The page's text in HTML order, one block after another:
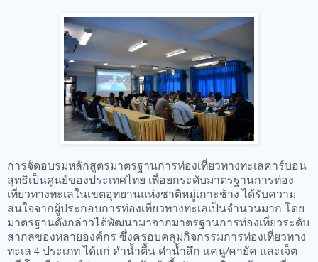
การจัดอบรมหลักสูตรมาตรฐานการท่องเที่ยวทางทะเลคาร์บอน
สุทธิเป็นศูนย์ของประเทศไทย เพื่อยกระดับมาตรฐานการท่อง
เที่ยวทางทะเลในเขตอุทยานแห่งชาติหมู่เกาะช้าง ได้รับความ
สนใจจากผู้ประกอบการท่องเที่ยวทางทะเลเป็นจำนวนมาก โดย
มาตรฐานดังกล่าวได้พัฒนามาจากมาตรฐานการท่องเที่ยวระดับ
สากลของหลายองค์กร ซึ่งครอบคลุมกิจกรรมการท่องเที่ยวทาง
ทะเล 4 ประเภท ได้แก่ ดำน้ำตื้น ดำน้ำลึก แคนู/คายัค และเจ็ต